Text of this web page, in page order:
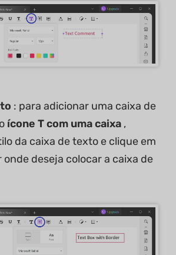
: para adicionar uma caixa de
ícone Tcom uma caixa ,
da caixa de texto e clique em
deseja colocar a caixa de